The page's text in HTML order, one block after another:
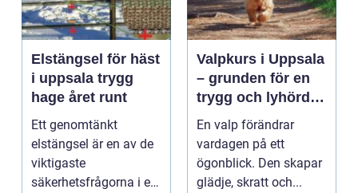
Elstängsel för häst
i uppsala trygg
hage året runt
Ett genomtänkt
elstängsel är en av de
viktigaste
säkerhetsfrågorna i ett
Valpkurs i Uppsala
– grunden för en
trygg och lyhörd
hund
En valp förändrar
vardagen på ett
ögonblick. Den skapar
glädje, skratt och...